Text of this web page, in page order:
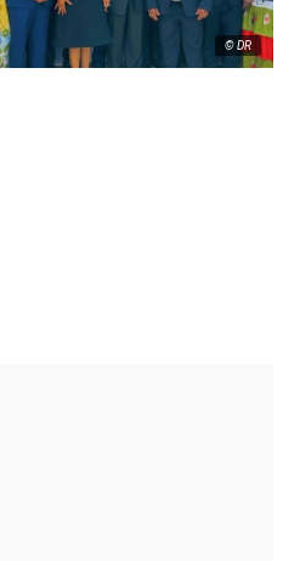
© DR